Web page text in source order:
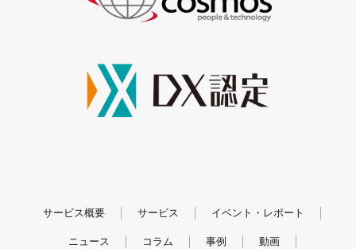
サービス概要 サービス イベント・レポート
ニュース コラム 事例 動画